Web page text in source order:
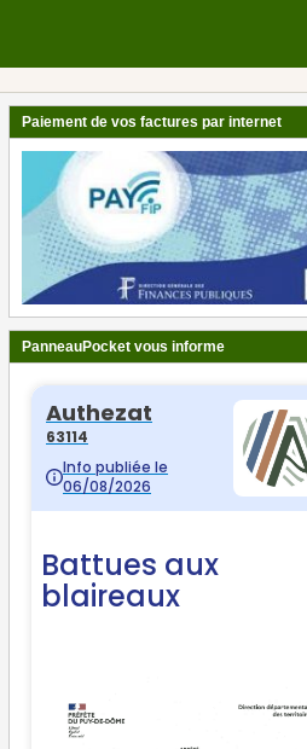
Paiement de vos factures par internet
PanneauPocket vous informe